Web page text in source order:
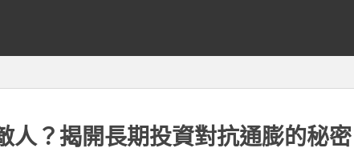
人？揭開長期投資對抗通膨的秘密